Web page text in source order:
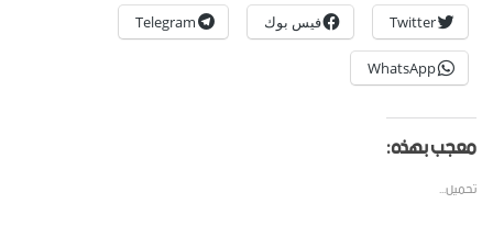
Twitter فيس بوك Telegram
WhatsApp
معجب بهذه:
تحميل...